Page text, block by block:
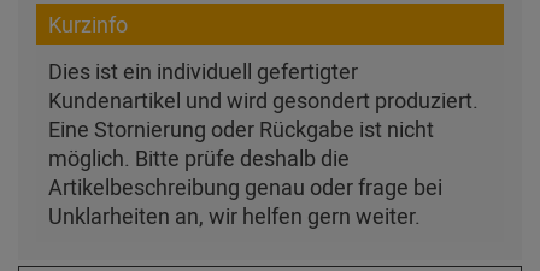
Kurzinfo
Dies ist ein individuell gefertigter
Kundenartikel und wird gesondert produziert.
Eine Stornierung oder Rückgabe ist nicht
möglich. Bitte prüfe deshalb die
Artikelbeschreibung genau oder frage bei
Unklarheiten an, wir helfen gern weiter.